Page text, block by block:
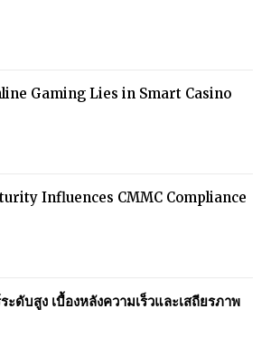
Gaming Lies in Smart Casino
Influences CMMC Compliance
ะดับสูง เบื้องหลังความเร็วและเสถียรภาพ